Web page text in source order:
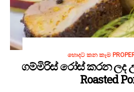
හොදට කන කෑම PROPER
ගම්මිරිස් රෝස් කරන ලද
Roasted